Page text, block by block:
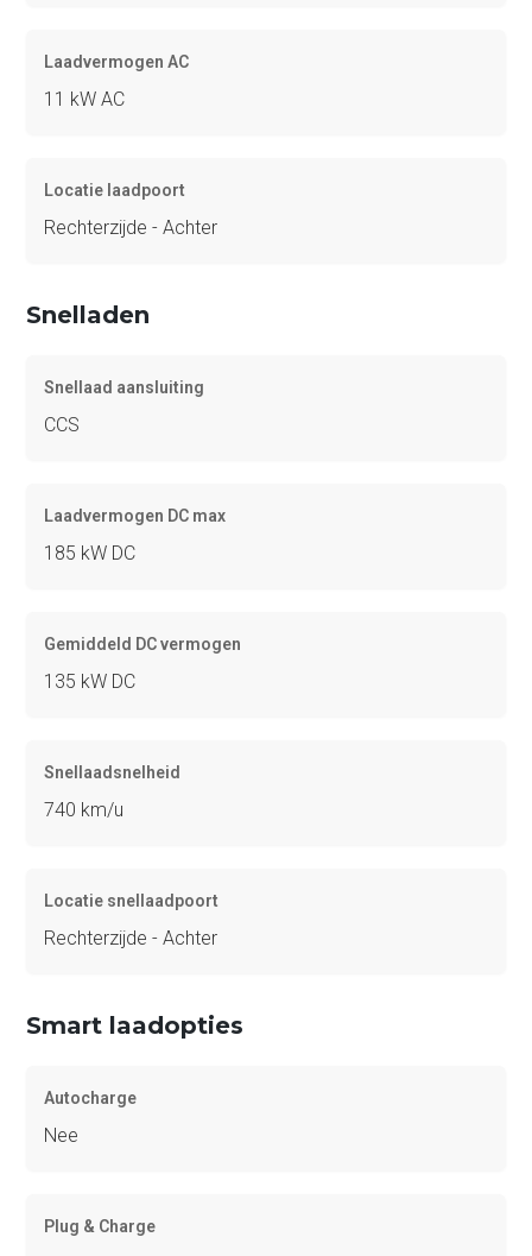
Laadvermogen AC
11 kW AC
Locatie laadpoort
Rechterzijde - Achter
Snelladen
Snellaad aansluiting
CCS
Laadvermogen DC max
185 kW DC
Gemiddeld DC vermogen
135 kW DC
Snellaadsnelheid
740 km/u
Locatie snellaadpoort
Rechterzijde - Achter
Smart laadopties
Autocharge
Nee
Plug & Charge